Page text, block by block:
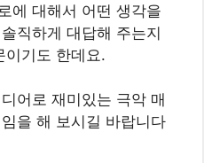
에 대해서 어떤 생각을
직하게 대답해 주는지
이기도 한데요.
어로 재미있는 극악 매
을 해 보시길 바랍니다